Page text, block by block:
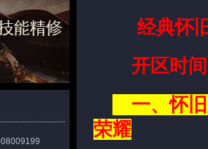
经典怀旧
开区时间
一、怀旧
荣耀